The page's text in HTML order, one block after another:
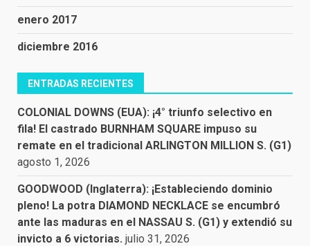
enero 2017
diciembre 2016
ENTRADAS RECIENTES
COLONIAL DOWNS (EUA): ¡4° triunfo selectivo en
fila! El castrado BURNHAM SQUARE impuso su
remate en el tradicional ARLINGTON MILLION S. (G1)
agosto 1, 2026
GOODWOOD (Inglaterra): ¡Estableciendo dominio
pleno! La potra DIAMOND NECKLACE se encumbró
ante las maduras en el NASSAU S. (G1) y extendió su
invicto a 6 victorias. julio 31, 2026